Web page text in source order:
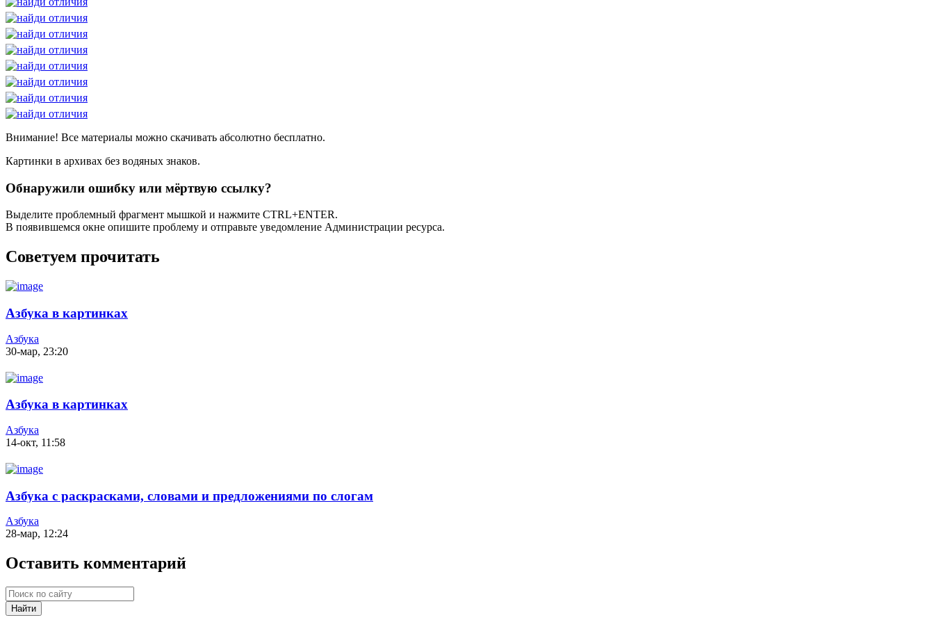
Внимание! Все материалы можно скачивать абсолютно бесплатно.
Картинки в архивах без водяных знаков.
Обнаружили ошибку или мёртвую ссылку?
Выделите проблемный фрагмент мышкой и нажмите CTRL+ENTER.
В появившемся окне опишите проблему и отправьте уведомление Администрации ресурса.
Советуем прочитать
Азбука в картинках
Азбука
30-мар, 23:20
Азбука в картинках
Азбука
14-окт, 11:58
Азбука с раскрасками, словами и предложениями по слогам
Азбука
28-мар, 12:24
Оставить комментарий
Найти